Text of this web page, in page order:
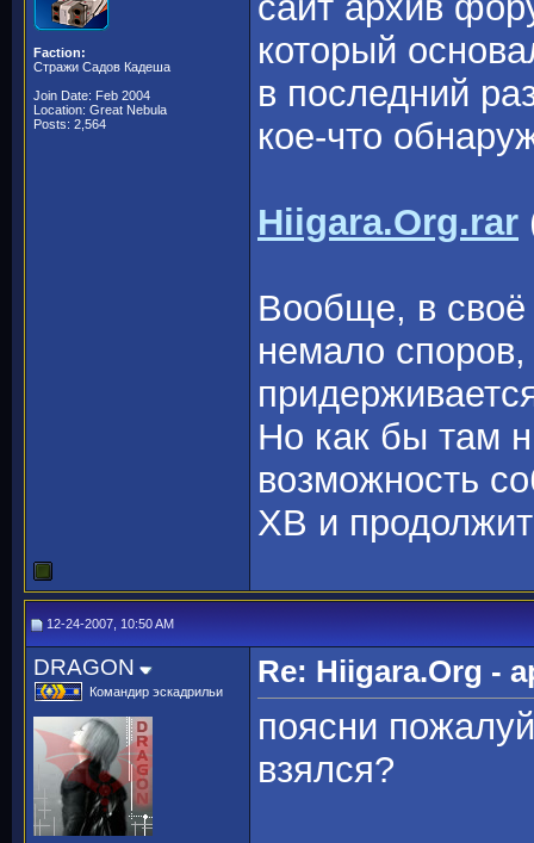
Faction:
Стражи Садов Кадеша
Join Date: Feb 2004
Location: Great Nebula
Posts: 2,564
который
в последний
кое-что
Hiigara.Org.rar
Вообще, в своё
немало
Но как бы там
возможность
ХВ и
12-24-2007, 10:50 AM
DRAGON
Командир эскадрильи
Re: Hiigara.Org -
поясни
взялся?